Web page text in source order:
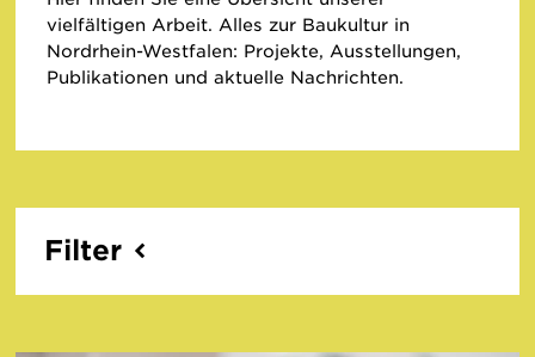
vielfältigen Arbeit. Alles zur Baukultur in
Nordrhein-Westfalen: Projekte, Ausstellungen,
Publikationen und aktuelle Nachrichten.
Filter